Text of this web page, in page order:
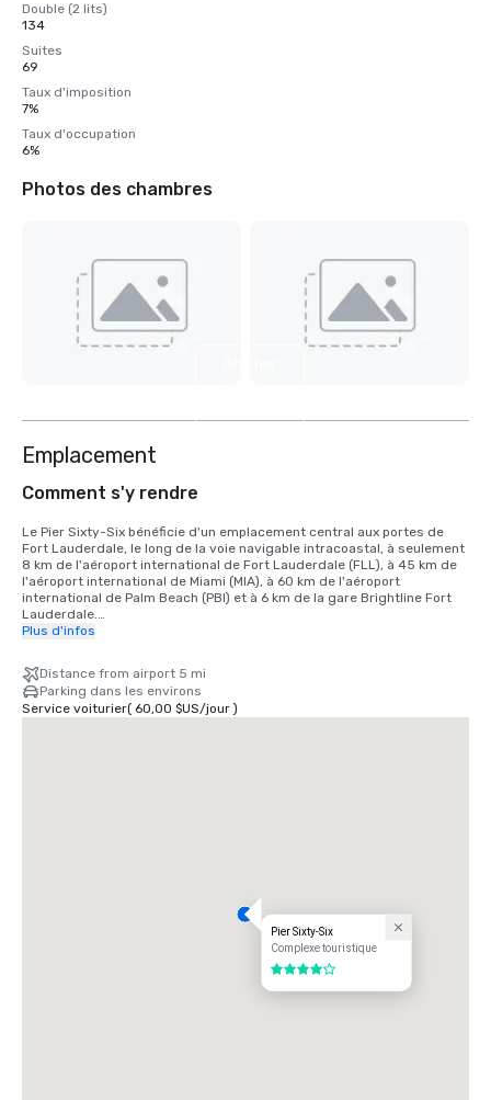
Double (2 lits)
134
Suites
69
Taux d'imposition
7%
Taux d'occupation
6%
Photos des chambres
Emplacement
Comment s'y rendre
Le Pier Sixty-Six bénéficie d'un emplacement central aux portes de
Fort Lauderdale, le long de la voie navigable intracoastal, à seulement
8 km de l'aéroport international de Fort Lauderdale (FLL), à 45 km de
l'aéroport international de Miami (MIA), à 60 km de l'aéroport
international de Palm Beach (PBI) et à 6 km de la gare Brightline Fort
Lauderdale.
sud-ouest de l'hôtel.
Plus d'infos
Distance from airport 5 mi
Parking dans les environs
Service voiturier( 60,00 $US/jour)
Pier Sixty-Six
Complexe touristique
4 sur 5